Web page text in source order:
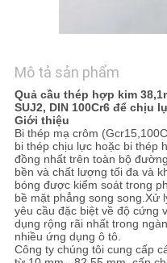
PRIVACY
POLICY
Mô tả sản phẩm
Quả cầu thép hợp kim
SUJ2, DIN 100Cr6 để chịu
Giới thiệu
Bi thép mạ crôm
bi thép chịu lực hoặc bi thép
đồng nhất trên toàn bộ
bền và chất lượng tối đa và
bóng được kiểm soát trong
bề mặt phẳng song song.Xử
yêu cầu đặc biệt về độ cứng
dụng rộng rãi nhất trong
nhiều ứng dụng ô tô.
Công ty chúng tôi cung cấp